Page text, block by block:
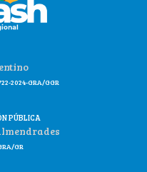
2024-GRA/GGR
PÚBLICA
GR